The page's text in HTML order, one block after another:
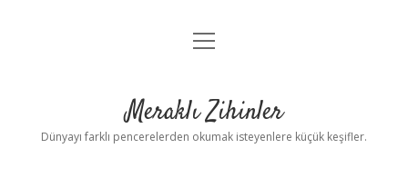
Anasayfa
Yasal Uyarı
menüyü
Meraklı Zihinler
Dünyayı farklı pencerelerden okumak isteyenlere küçük keşifler.